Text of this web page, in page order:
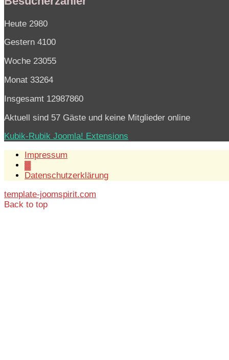
Heute 2980
Gestern 4100
Woche 23055
Monat 33264
Insgesamt 12987860
Aktuell sind 57 Gäste und keine Mitglieder online
Kubik-Rubik Joomla! Extensions
Impressum
▓
Datenschutzerklärung
template-joomspirit.com
Back to top